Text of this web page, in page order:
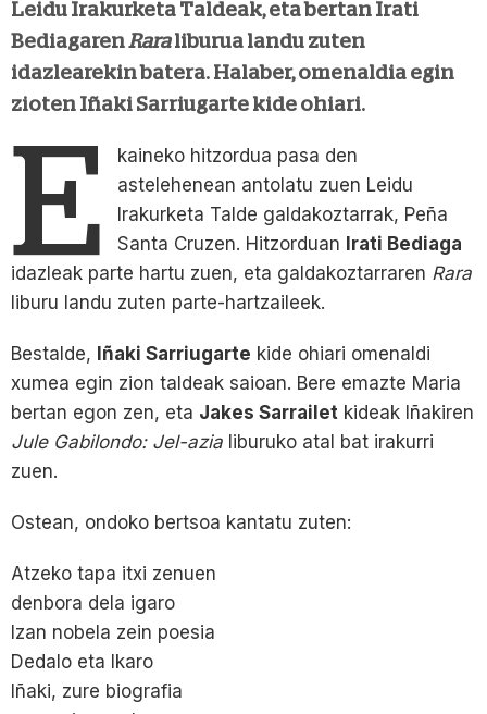
Leidu Irakurketa Taldeak, eta bertan Irati
Bediagaren Raraliburua landu zuten
idazlearekin batera. Halaber, omenaldia egin
zioten Iñaki Sarriugarte kide ohiari.
E
kaineko hitzordua pasa den
astelehenean antolatu zuen Leidu
Irakurketa Talde galdakoztarrak, Peña
Santa Cruzen. Hitzorduan Irati Bediaga
idazleak parte hartu zuen, eta galdakoztarraren Rara
liburu landu zuten parte-hartzaileek.
Bestalde, Iñaki Sarriugarte kide ohiari omenaldi
xumea egin zion taldeak saioan. Bere emazte Maria
bertan egon zen, eta Jakes Sarrailet kideak Iñakiren
Jule Gabilondo: Jel-azia liburuko atal bat irakurri
zuen.
Ostean, ondoko bertsoa kantatu zuten:
Atzeko tapa itxi zenuen
denbora dela igaro
Izan nobela zein poesia
Dedalo eta Ikaro
Iñaki, zure biografia